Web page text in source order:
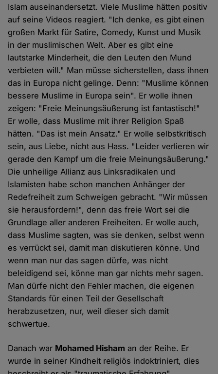
Islam auseinandersetzt. Viele Muslime hätten positiv
auf seine Videos reagiert. "Ich denke, es gibt einen
großen Markt für Satire, Comedy, Kunst und Musik
in der muslimischen Welt. Aber es gibt eine
lautstarke Minderheit, die den Leuten den Mund
verbieten will." Man müsse sicherstellen, dass ihnen
das in Europa nicht gelinge. Denn: "Muslime können
bessere Muslime in Europa sein". Er wolle ihnen
zeigen: "Freie Meinungsäußerung ist fantastisch!"
Er wolle, dass Muslime mit ihrer Religion Spaß
hätten. "Das ist mein Ansatz." Er wolle selbstkritisch
sein, aus Liebe, nicht aus Hass. "Leider verlieren wir
gerade den Kampf um die freie Meinungsäußerung."
Die unheilige Allianz aus Linksradikalen und
Islamisten habe schon manchen Anhänger der
Redefreiheit zum Schweigen gebracht. "Wir müssen
sie herausfordern!", denn das freie Wort sei die
Grundlage aller anderen Freiheiten. Er wolle auch,
dass Muslime sagten, was sie denken, selbst wenn
es verrückt sei, damit man diskutieren könne. Und
wenn man nur das sagen dürfe, was nicht
beleidigend sei, könne man gar nichts mehr sagen.
Man dürfe nicht den Fehler machen, die eigenen
Standards für einen Teil der Gesellschaft
herabzusetzen, nur, weil dieser sich damit
schwertue.
Danach war Mohamed Hisham an der Reihe. Er
wurde in seiner Kindheit religiös indoktriniert, dies